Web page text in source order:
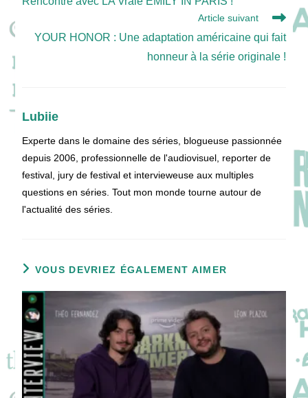
articles
Article suivant
YOUR HONOR : Une adaptation américaine qui fait
honneur à la série originale !
Lubiie
Experte dans le domaine des séries, blogueuse passionnée
depuis 2006, professionnelle de l'audiovisuel, reporter de
festival, jury de festival et intervieweuse aux multiples
questions en séries. Tout mon monde tourne autour de
l'actualité des séries.
VOUS DEVRIEZ ÉGALEMENT AIMER